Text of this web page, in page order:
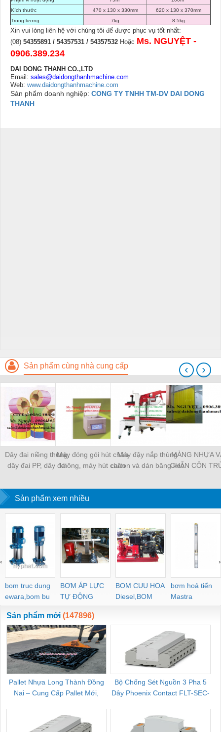
Kích thước 470 x 130 x 330mm
620 x 130 x 370mm
Trọng lượng
7kg 8.5kg
Xin vui lòng liên hệ với chúng tôi để được phục vụ tốt nhất:
(08) 54355891 / 54357531 / 54357532 Hoặc Ms. NGUYỆT -
0906.389.234
DAI DONG THANH CO.,LTD
Email: sales@daidongthanhmachine.com
Web: www.daidongthanhmachine.com
Sản phẩm doanh nghiệp: CONG TY TNHH TM-DV DAI DONG
THANH
Sản phẩm cùng nhà cung cấp
Dây đai niềng thùng,
dây đai PP, dây đai
Máy đóng gói hút chân
không, máy hút chân
Máy đậy nắp thùng
carton và dán băng keo
MÀNG NHỰA
CHẮN CÔN
KHO LẠNH,
‹ ›
Sản phẩm xem nhiều
bom truc dung
ewara,bom bu
ewara
BƠM ÁP LỰC
TỰ ĐỘNG
BOM CUU HOA
Diesel,BOM
CHUA CHAY
bơm hoả tiển
Mastra
‹ ›
Sản phẩm mới (147896)
Pallet Nhựa Long Thành Đồng
Nai – Cung Cấp Pallet Mới,
Bộ Chống Sét Nguồn 3 Pha 5
Dây Phoenix Contact FLT-SEC-